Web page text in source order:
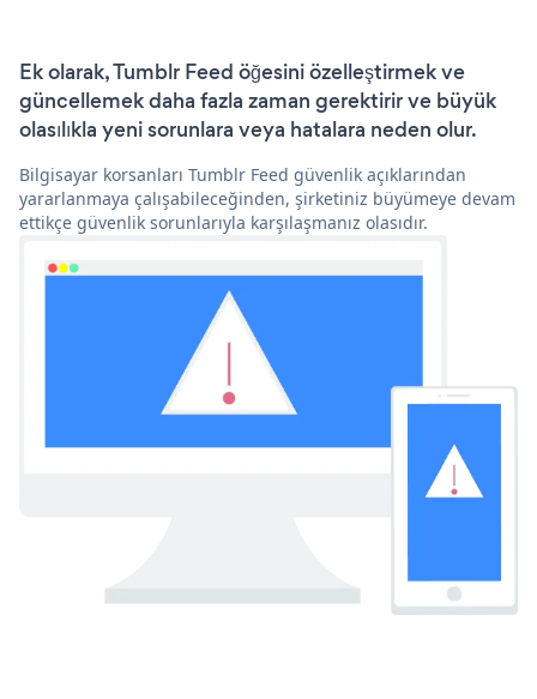
Ek olarak, Tumblr Feed öğesini özelleştirmek ve
güncellemek daha fazla zaman gerektirir ve büyük
olasılıkla yeni sorunlara veya hatalara neden olur.
Bilgisayar korsanları Tumblr Feed güvenlik açıklarından
yararlanmaya çalışabileceğinden, şirketiniz büyümeye devam
ettikçe güvenlik sorunlarıyla karşılaşmanız olasıdır.